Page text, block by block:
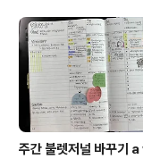
주간 불렛저널 바꾸기